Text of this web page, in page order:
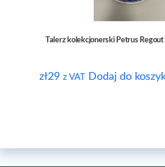
Talerz kolekcjonerski Petrus
zł29 z VAT Dodaj do